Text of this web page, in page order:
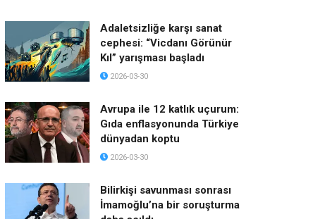
Adaletsizliğe karşı sanat
cephesi: “Vicdanı Görünür
Kıl” yarışması başladı
2026-03-30
Avrupa ile 12 katlık uçurum:
Gıda enflasyonunda Türkiye
dünyadan koptu
2026-03-30
Bilirkişi savunması sonrası
İmamoğlu’na bir soruşturma